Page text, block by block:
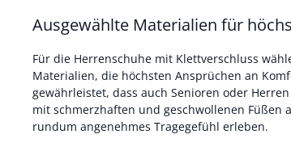
Ausgewählte Materialien für
Für die Herrenschuhe mit Klettverschluss
Materialien, die höchsten Ansprüchen an
gewährleistet, dass auch Senioren oder
mit schmerzhaften und geschwollenen Füßen
rundum angenehmes Tragegefühl erleben.